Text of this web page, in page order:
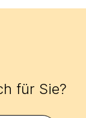
für Sie?